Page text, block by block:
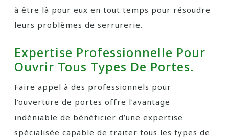
à être là pour eux en tout temps pour résoudre
leurs problèmes de serrurerie.
Expertise Professionnelle Pour
Ouvrir Tous Types De Portes.
Faire appel à des professionnels pour
l’ouverture de portes offre l’avantage
indéniable de bénéficier d’une expertise
spécialisée capable de traiter tous les types de